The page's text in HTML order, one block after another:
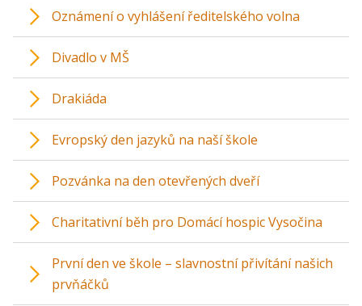
Oznámení o vyhlášení ředitelského volna
Divadlo v MŠ
Drakiáda
Evropský den jazyků na naší škole
Pozvánka na den otevřených dveří
Charitativní běh pro Domácí hospic Vysočina
První den ve škole – slavnostní přivítání našich
prvňáčků